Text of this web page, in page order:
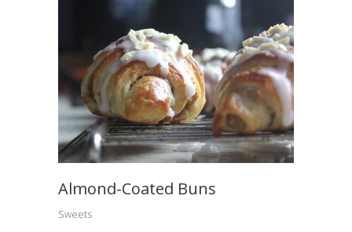
Almond-Coated Buns
Sweets